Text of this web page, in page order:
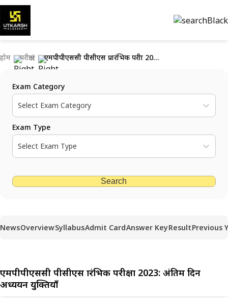
होम परीक्षाएं एमपीपीएससी पीसीएस प्रारंभिक परीक्षा 2023: अंतिम दिन अध्ययन युक्तियाँ
Exam Category
Select Exam Category
Exam Type
Select Exam Type
Search
NewsOverviewSyllabusAdmit CardAnswer KeyResultPrevious
एमपीपीएससी पीसीएस प्रारंभिक परीक्षा 2023: अंतिम दिन
अध्ययन युक्तियाँ